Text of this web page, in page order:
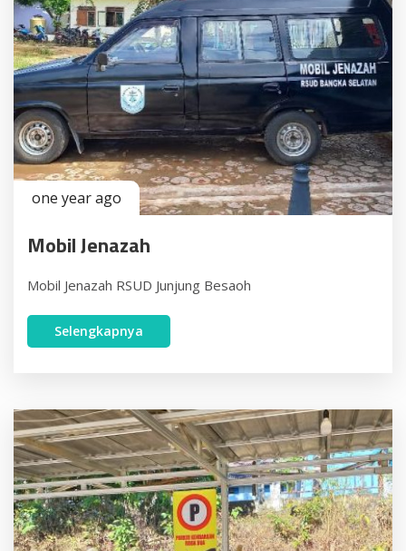
one year ago
Mobil Jenazah
Mobil Jenazah RSUD Junjung Besaoh
Selengkapnya